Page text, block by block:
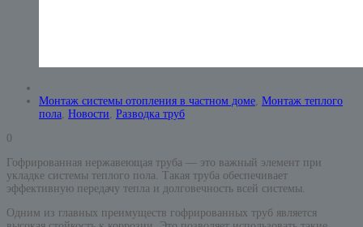
Монтаж системы отопления в частном доме, Монтаж теплого
пола, Новости, Разводка труб
0
Гофрированная нержавеющая труба — это важный элемент при
укладке системы теплого пола. Такая труба обеспечивает
эффективную передачу тепла и долговечность всей системы.
Одним из главных преимуществ гофрированных труб является